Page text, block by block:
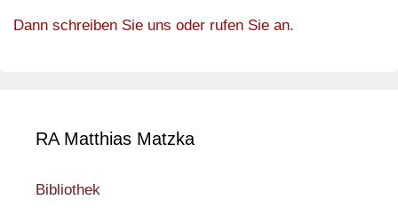
Dann schreiben Sie uns oder rufen Sie an.
RA Matthias Matzka
Bibliothek